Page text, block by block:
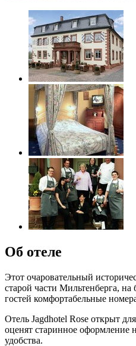
Об отеле
Этот очаровательный
старой части Мильтенберга,
гостей комфортабельные
Отель Jagdhotel Rose открыт
оценят старинное оформление
удобства.